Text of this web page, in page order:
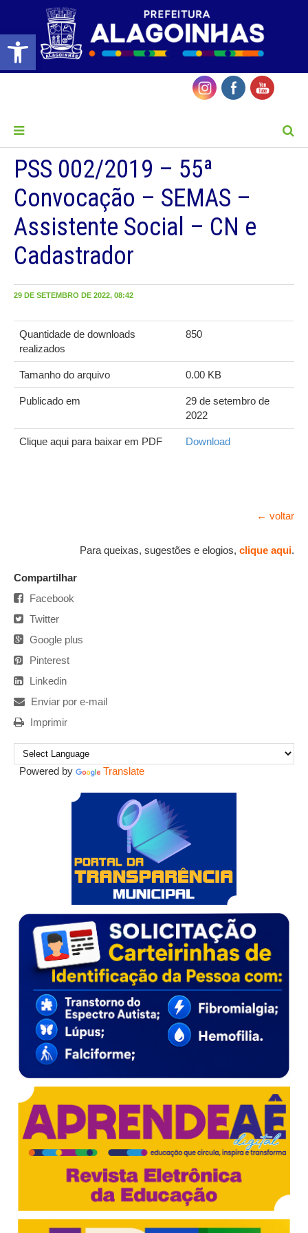
Barra de Ferramentas Aberta
PSS 002/2019 – 55ª
Convocação – SEMAS –
Assistente Social – CN e
Cadastrador
29 DE SETEMBRO DE 2022, 08:42
Quantidade de downloads
realizados
850
Tamanho do arquivo 0.00 KB
Publicado em
29 de setembro de
2022
Clique aqui para baixar em PDF Download
← voltar
Para queixas, sugestões e elogios, clique aqui.
Compartilhar
Facebook
Twitter
Google plus
Pinterest
Linkedin
Enviar por e-mail
Imprimir
Powered by Translate